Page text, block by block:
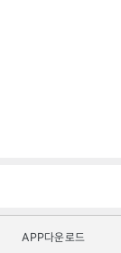
APP다운로드